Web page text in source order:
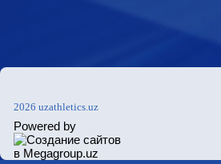
2026 uzathletics.uz
Powered by